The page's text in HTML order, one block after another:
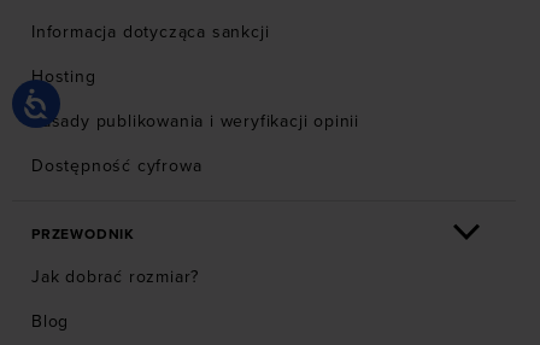
Informacja dotycząca sankcji
Hosting
Zasady publikowania i weryfikacji opinii
Dostępność cyfrowa
PRZEWODNIK
Jak dobrać rozmiar?
Blog